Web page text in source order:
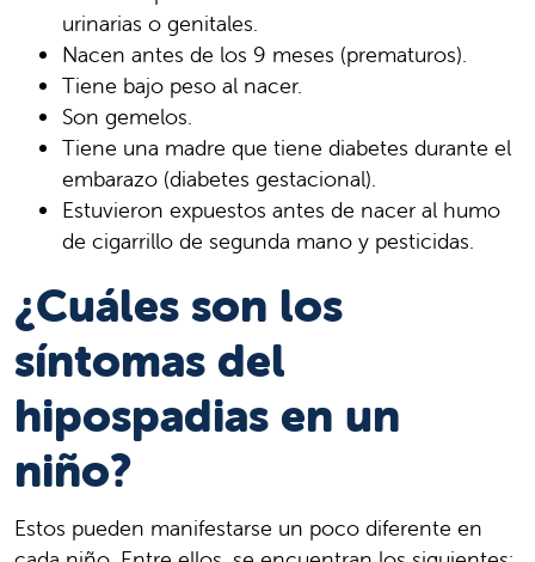
urinarias o genitales.
Nacen antes de los 9 meses (prematuros).
Tiene bajo peso al nacer.
Son gemelos.
Tiene una madre que tiene diabetes durante el
embarazo (diabetes gestacional).
Estuvieron expuestos antes de nacer al humo
de cigarrillo de segunda mano y pesticidas.
¿Cuáles son los
síntomas del
hipospadias en un
niño?
Estos pueden manifestarse un poco diferente en